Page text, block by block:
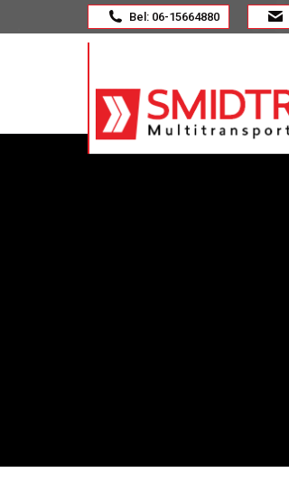
Bel: 06-15664880